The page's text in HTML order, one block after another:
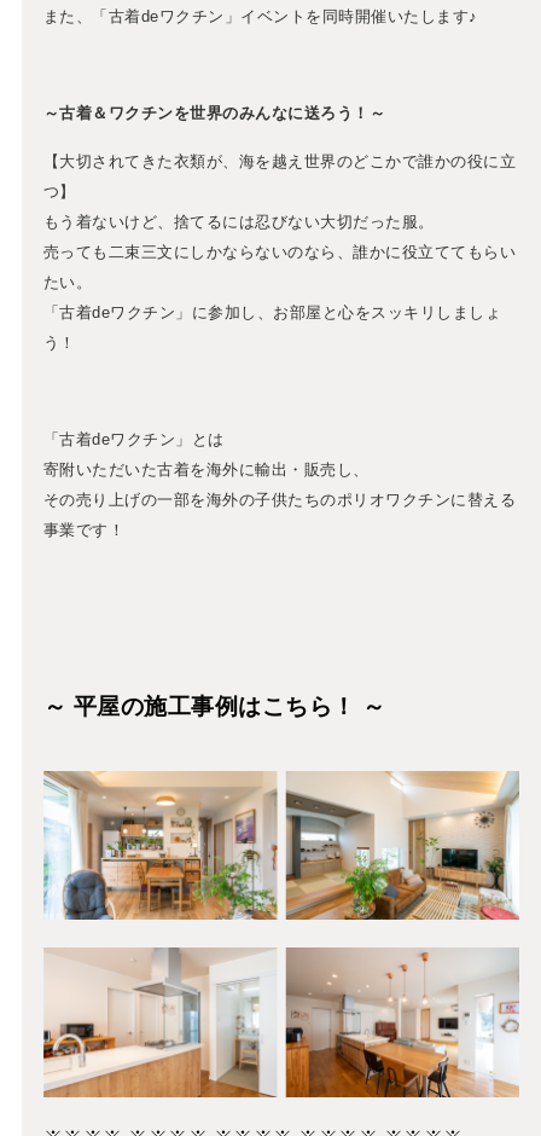
また、「古着deワクチン」イベントを同時開催いたします♪
～古着＆ワクチンを世界のみんなに送ろう！～
【大切されてきた衣類が、海を越え世界のどこかで誰かの役に立
つ】
もう着ないけど、捨てるには忍びない大切だった服。
売っても二束三文にしかならないのなら、誰かに役立ててもらい
たい。
「古着deワクチン」に参加し、お部屋と心をスッキリしましょ
う！
「古着deワクチン」とは
寄附いただいた古着を海外に輸出・販売し、
その売り上げの一部を海外の子供たちのポリオワクチンに替える
事業です！
～ 平屋の施工事例はこちら！ ～